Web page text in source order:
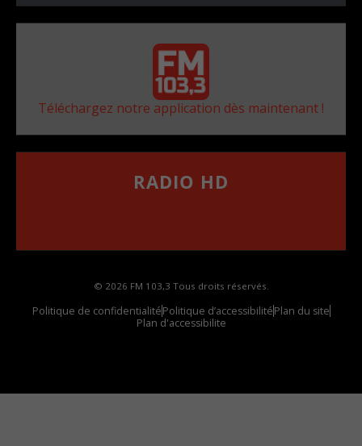
Téléchargez notre application dès maintenant !
RADIO HD
© 2026 FM 103,3 Tous droits réservés.
Politique de confidentialitéPolitique d’accessibilitéPlan du site
Plan d'accessibilite